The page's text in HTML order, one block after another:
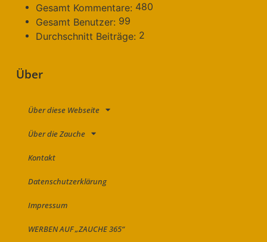
Gesamt Kommentare: 480
Gesamt Benutzer: 99
Durchschnitt Beiträge: 2
Über
Über diese Webseite
Über die Zauche
Kontakt
Datenschutzerklärung
Impressum
WERBEN AUF „ZAUCHE 365“